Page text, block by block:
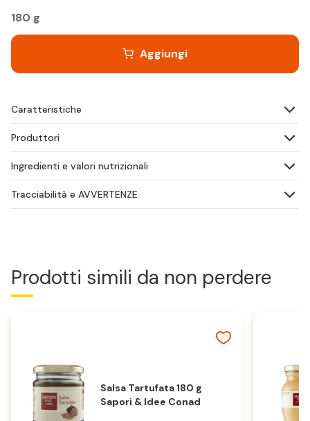
180 g
Aggiungi
Caratteristiche
Produttori
Ingredienti e valori nutrizionali
Tracciabilità e AVVERTENZE
Prodotti simili da non perdere
Salsa Tartufata 180 g
Sapori & Idee Conad